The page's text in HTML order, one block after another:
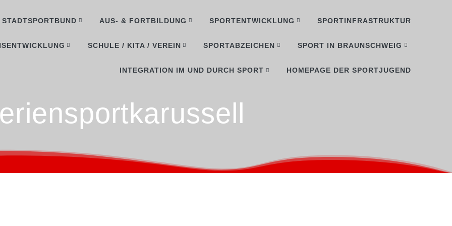
STADTSPORTBUND AUS- & FORTBILDUNG SPORTENTWICKLUNG SPORTINFRASTRUKTUR
SCHULE / KITA / VEREIN SPORTABZEICHEN SPORT IN BRAUNSCHWEIG
INTEGRATION IM UND DURCH SPORT HOMEPAGE DER SPORTJUGEND